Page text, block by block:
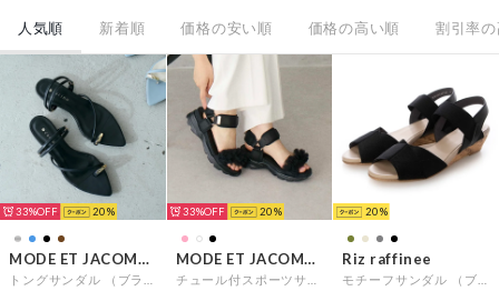
人気順 新着順 価格の安い順 価格の高い順 割引率
33% 20
MODE ET JACOMO carino
33% 20
MODE ET JACOMO carino
20
Riz raffinee